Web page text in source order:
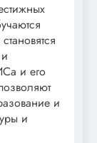
и его
и
и